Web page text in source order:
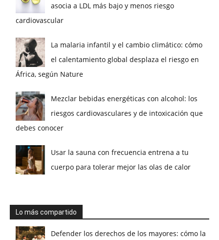
asocia a LDL más bajo y menos riesgo
cardiovascular
La malaria infantil y el cambio climático: cómo
el calentamiento global desplaza el riesgo en
África, según Nature
Mezclar bebidas energéticas con alcohol: los
riesgos cardiovasculares y de intoxicación que
debes conocer
Usar la sauna con frecuencia entrena a tu
cuerpo para tolerar mejor las olas de calor
Lo más compartido
Defender los derechos de los mayores: cómo la